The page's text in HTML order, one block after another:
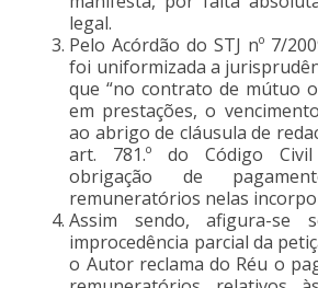
legal.
Pelo Acórdão do STJ nº 7/
foi uniformizada a
que “no contrato de mútuo
em prestações, o
ao abrigo de cláusula de
art. 781.º do Código
obrigação de
remuneratórios nelas
Assim sendo, afigura-se
improcedência parcial da
o Autor reclama do Réu o